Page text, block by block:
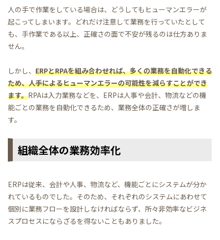
人の手で作業をしている場合は、どうしてもヒューマンエラーが
起こってしまいます。どれだけ注意して業務を行っていたとして
も、手作業である以上、正確さの面で不安が残るのは仕方ありま
せん。
しかし、 ERPとRPAを組み合わせれば、多くの業務を自動化できる
ため、人手によるヒューマンエラーの可能性を減らすことができ
ます。RPAは入力業務などを、ERPは人事や会計、物流などの機
能ごとの業務を自動化できるため、業務全体の正確さが増しま
す。
組織全体の業務効率化
ERPは従来、会計や人事、物流など、機能ごとにシステムが分か
れているものでした。そのため、それぞれのシステムにあわせて
個別に業務フローを設計しなければならず、所々非効率なビジネ
スプロセスにならざるを得ないこともありました。